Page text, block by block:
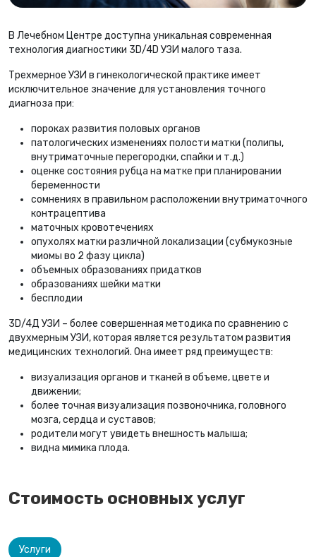
В Лечебном Центре доступна уникальная современная
технология диагностики 3D/4D УЗИ малого таза.
Трехмерное УЗИ в гинекологической практике имеет
исключительное значение для установления точного
диагноза при:
пороках развития половых органов
патологических изменениях полости матки (полипы,
внутриматочные перегородки, спайки и т.д.)
оценке состояния рубца на матке при планировании
беременности
сомнениях в правильном расположении внутриматочного
контрацептива
маточных кровотечениях
опухолях матки различной локализации (субмукозные
миомы во 2 фазу цикла)
объемных образованиях придатков
образованиях шейки матки
бесплодии
3D/4Д УЗИ – более совершенная методика по сравнению с
двухмерным УЗИ, которая является результатом развития
медицинских технологий. Она имеет ряд преимуществ:
визуализация органов и тканей в объеме, цвете и
движении;
более точная визуализация позвоночника, головного
мозга, сердца и суставов;
родители могут увидеть внешность малыша;
видна мимика плода.
Стоимость основных услуг
Услуги